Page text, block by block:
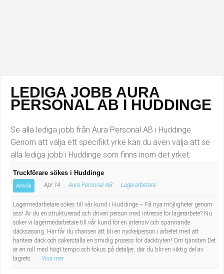
Militärt arbete
Naturbruk
Naturvetenskapligt arbete
Pedagogiskt arbete
Sanering och renhållning
Socialt arbete
Säkerhetsarbete
Lärare i fritidshem/Fritidspedagog
Taxiförare/Taxichaufför
Läkarsekreterare/Vårdadmin/Medicinsk
sekreterare
Lastbilsförare m.fl.
Fastighetsskötare
Informatör/Kommunikatör
LEDIGA JOBB AURA
PERSONAL AB I HUDDINGE
Se alla lediga jobb från Aura Personal AB i Huddinge.
Genom att välja ett specifikt yrke kan du även välja att se
alla lediga jobb i Huddinge som finns inom det yrket.
Truckförare sökes i Huddinge
Ansök Apr 14 Aura Personal AB Lagerarbetare
Lagermedarbetare sökes till vår kund i Huddinge – Få nya möjligheter genom
oss! Är du en strukturerad och driven person med intresse för lagerarbete? Nu
söker vi lagermedarbetare till vår kund för en intensiv och spännande
däcksäsong. Här får du chansen att bli en nyckelperson i arbetet med att
hantera däck och säkerställa en smidig process för däckbyten! Om tjänsten Det
är en roll med högt tempo och fokus på detaljer, där du blir en viktig del av
lagrets...
Visa mer